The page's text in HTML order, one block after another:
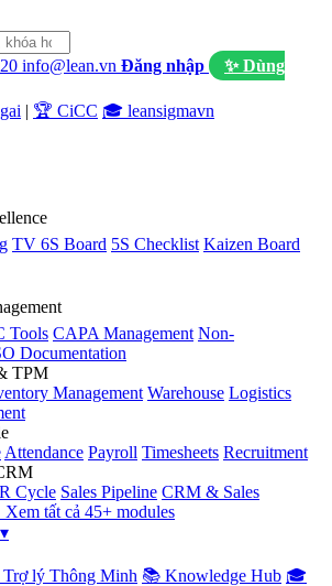
info@lean.vn Đăng nhập
✨ Dùng
| 🏆 CiCC 🎓 leansigmavn
TV 6S Board 5S Checklist Kaizen Board
Tools CAPA Management Non-
Documentation
TPM
Management Warehouse Logistics
Attendance Payroll Timesheets Recruitment
Cycle Sales Pipeline CRM & Sales
tất cả 45+ modules
▾
lý Thông Minh 📚 Knowledge Hub 🎓